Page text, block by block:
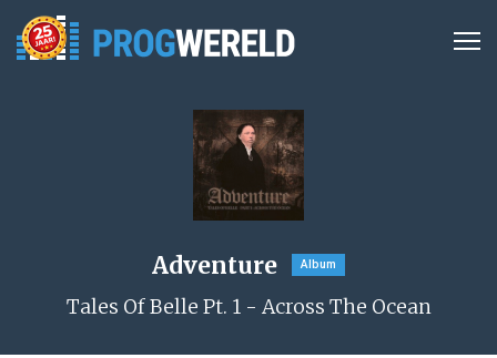
Adventure Album
Tales Of Belle Pt. 1 - Across The Ocean